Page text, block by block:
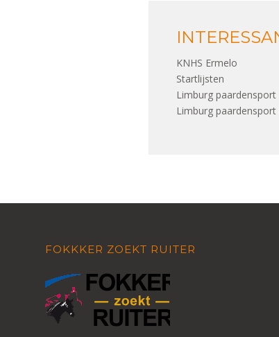
KNHS Ermelo
Startlijsten
Limburg paardensport
Limburg
FOKKKER ZOEKT RUITER